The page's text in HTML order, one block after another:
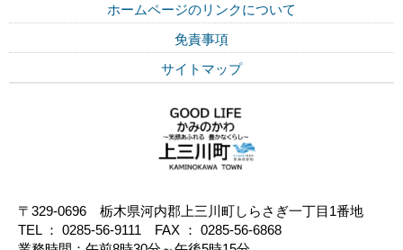
ホームページのリンクについて
免責事項
サイトマップ
〒329-0696 栃木県河内郡上三川町しらさぎ一丁目1番地
TEL ： 0285-56-9111 FAX ： 0285-56-6868